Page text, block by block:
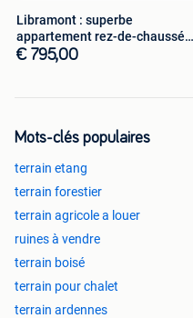
Libramont : superbe
appartement rez-de-chaussée
à louer.
€ 795,00
Mots-clés populaires
terrain etang
terrain forestier
terrain agricole a louer
ruines à vendre
terrain boisé
terrain pour chalet
terrain ardennes